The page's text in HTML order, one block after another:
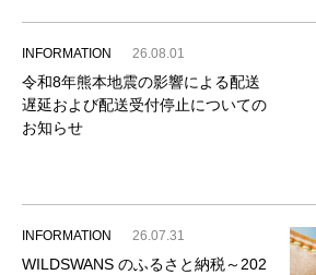
INFORMATION 26.08.01
令和8年熊本地震の影響による配送
遅延および配送受付停止についての
お知らせ
INFORMATION 26.07.31
WILDSWANS のふるさと納税～202